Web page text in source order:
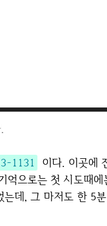
1131 이다. 이곳에
억으로는 첫 시도때
데, 그 마저도 한 5